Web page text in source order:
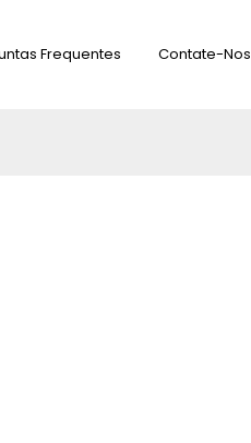
Frequentes Contate-Nos